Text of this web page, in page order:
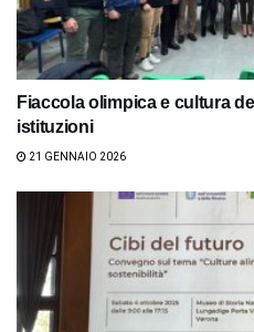
Fiaccola olimpica e cultura
istituzioni
21 GENNAIO 2026